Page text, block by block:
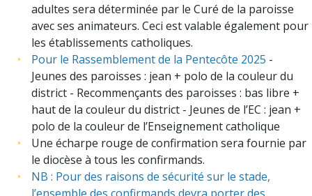
adultes sera déterminée par le Curé de la paroisse
avec ses animateurs. Ceci est valable également pour
les établissements catholiques.
Pour le Rassemblement de la Pentecôte 2025 -
Jeunes des paroisses : jean + polo de la couleur du
district - Recommençants des paroisses : bas libre +
haut de la couleur du district - Jeunes de l’EC : jean +
polo de la couleur de l’Enseignement catholique
Une écharpe rouge de confirmation sera fournie par
le diocèse à tous les confirmands.
NB : Pour des raisons de sécurité sur le stade,